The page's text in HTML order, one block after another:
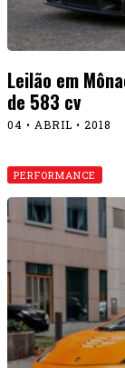
Leilão em
de 583 cv
04 • ABRIL • 2018
PERFORMANCE